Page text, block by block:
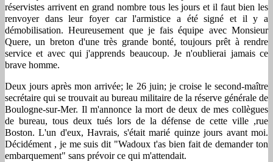
réservistes arrivent en grand nombre tous les jours et il faut bien les
renvoyer dans leur foyer car l'armistice a été signé et il y a
démobilisation. Heureusement que je fais équipe avec Monsieur
Quere, un breton d'une très grande bonté, toujours prêt à rendre
service et avec qui j'apprends beaucoup. Je n'oublierai jamais ce
brave homme.
Deux jours après mon arrivée; le 26 juin; je croise le second-maître
secrétaire qui se trouvait au bureau militaire de la réserve générale de
Boulogne-sur-Mer. Il m'annonce la mort de deux de mes collègues
de bureau, tous deux tués lors de la défense de cette ville ,rue
Boston. L'un d'eux, Havrais, s'était marié quinze jours avant moi.
Décidément , je me suis dit "Wadoux t'as bien fait de demander ton
embarquement" sans prévoir ce qui m'attendait.